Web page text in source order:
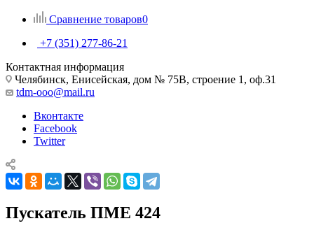
Сравнение товаров0
+7 (351) 277-86-21
Контактная информация
Челябинск, Енисейская, дом № 75В, строение 1, оф.31
tdm-ooo@mail.ru
Вконтакте
Facebook
Twitter
Пускатель ПМЕ 424